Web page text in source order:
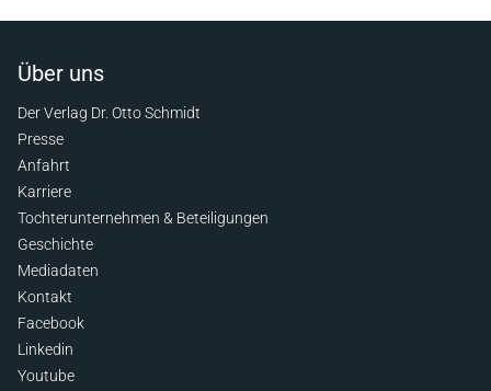
Über uns
Der Verlag Dr. Otto Schmidt
Presse
Anfahrt
Karriere
Tochterunternehmen & Beteiligungen
Geschichte
Mediadaten
Kontakt
Facebook
Linkedin
Youtube